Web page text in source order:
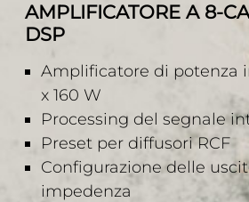
AMPLIFICATORE A 8-
DSP
Amplificatore di potenza
x 160 W
Processing del segnale
Preset per diffusori RCF
Configurazione delle
impedenza